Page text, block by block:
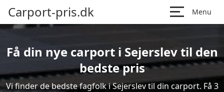
Carport-pris.dk Menu
Få din nye carport i Sejerslev til den
bedste pris
Vi finder de bedste fagfolk i Sejerslev til din carport. Få 3